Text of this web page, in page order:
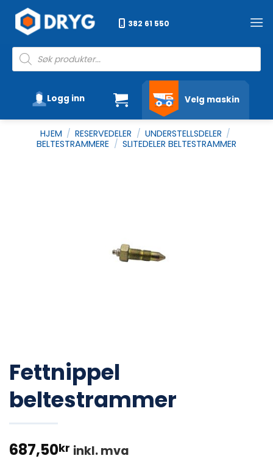
content
382 61 550
Products
search
Velg maskin
Logg inn
HJEM / RESERVEDELER / UNDERSTELLSDELER /
BELTESTRAMMERE / SLITEDELER BELTESTRAMMER
Fettnippel
beltestrammer
687,50kr inkl. mva